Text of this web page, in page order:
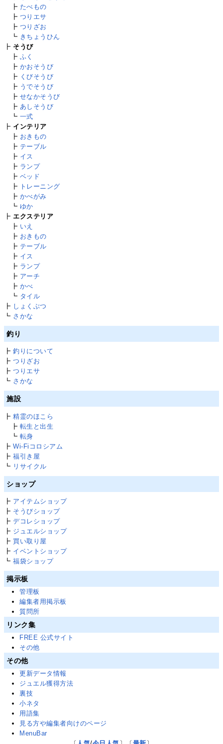
┣ たべもの
┣ つりエサ
┣ つりざお
┗ きちょうひん
┣ そうび
┣ ふく
┣ かおそうび
┣ くびそうび
┣ うでそうび
┣ せなかそうび
┣ あしそうび
┗ 一式
┣ インテリア
┣ おきもの
┣ テーブル
┣ イス
┣ ランプ
┣ ベッド
┣ トレーニング
┣ かべがみ
┗ ゆか
┣ エクステリア
┣ いえ
┣ おきもの
┣ テーブル
┣ イス
┣ ランプ
┣ アーチ
┣ かべ
┗ タイル
┣ しょくぶつ
┗ さかな
釣り
┣釣りについて
┣つりざお
┣つりエサ
┗ さかな
施設
┣精霊のほこら
┣ 転生と出生
┗ 転身
┣Wi-Fiコロシアム
┣福引き屋
┗ リサイクル
ショップ
┣ アイテムショップ
┣ そうびショップ
┣デコレショップ
┣ ジュエルショップ
┣ 買い取り屋
┣ イベントショップ
┗福袋ショップ
掲示板
管理板
編集者用掲示板
質問所
リンク集
FREE 公式サイト
その他
その他
更新データ情報
ジュエル獲得方法
裏技
小ネタ
用語集
見る方や編集者向けのページ
MenuBar